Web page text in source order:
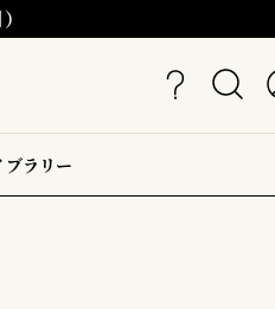
ブラリー